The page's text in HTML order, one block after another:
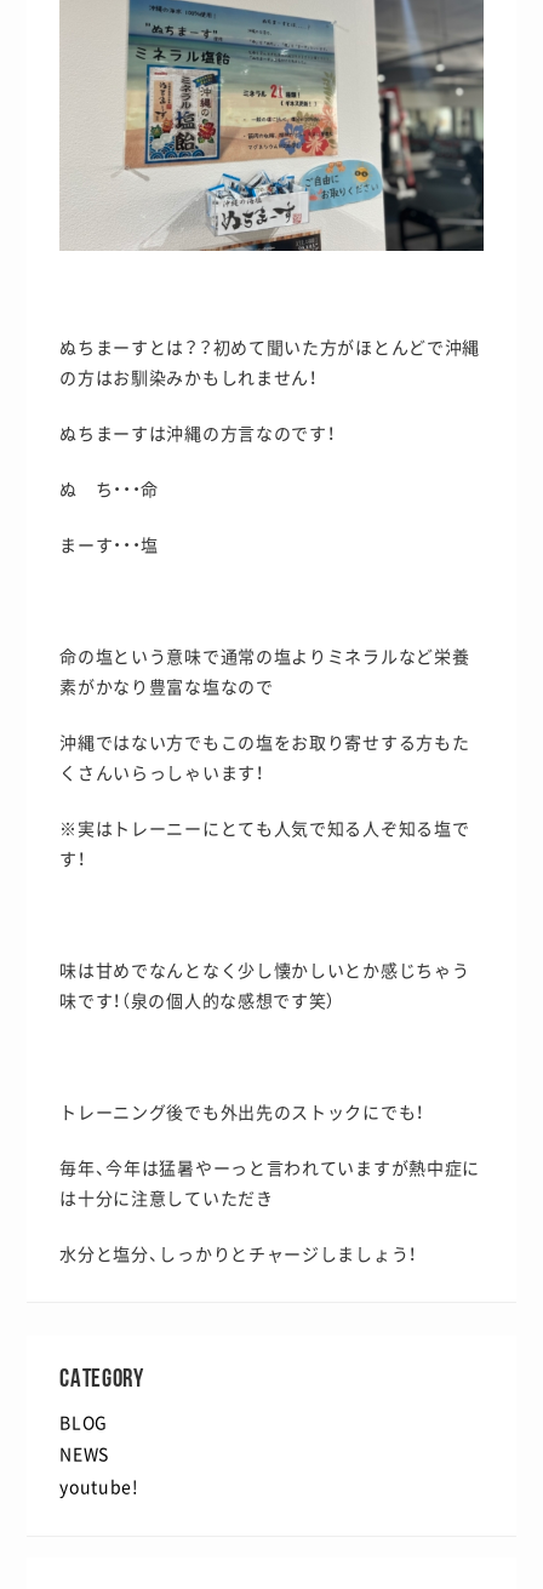
ぬちまーすとは？？初めて聞いた方がほとんどで沖縄
の方はお馴染みかもしれません！
ぬちまーすは沖縄の方言なのです！
ぬ ち・・・命
まーす・・・塩
命の塩という意味で通常の塩よりミネラルなど栄養
素がかなり豊富な塩なので
沖縄ではない方でもこの塩をお取り寄せする方もた
くさんいらっしゃいます！
※実はトレーニーにとても人気で知る人ぞ知る塩で
す！
味は甘めでなんとなく少し懐かしいとか感じちゃう
味です！（泉の個人的な感想です笑）
トレーニング後でも外出先のストックにでも！
毎年、今年は猛暑やーっと言われていますが熱中症に
は十分に注意していただき
水分と塩分、しっかりとチャージしましょう！
CATEGORY
BLOG
NEWS
youtube!